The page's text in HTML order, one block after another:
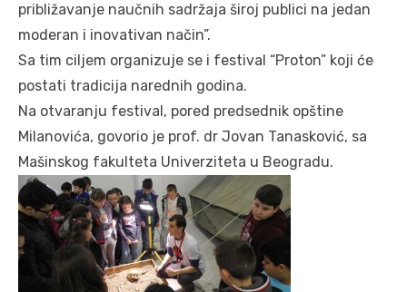
približavanje naučnih sadržaja široj publici na jedan
moderan i inovativan način”.
Sa tim ciljem organizuje se i festival “Proton” koji će
postati tradicija narednih godina.
Na otvaranju festival, pored predsednik opštine
Milanovića, govorio je prof. dr Jovan Tanasković, sa
Mašinskog fakulteta Univerziteta u Beogradu.